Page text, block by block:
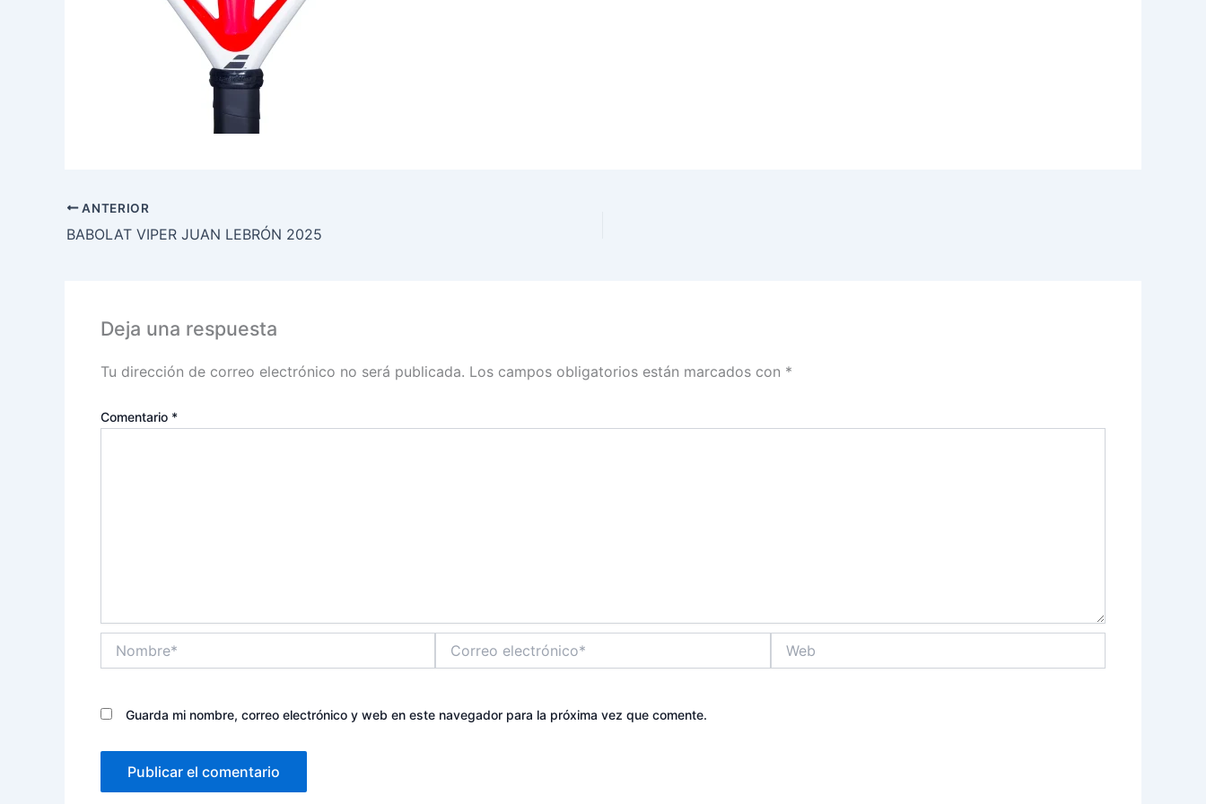
ANTERIOR
BABOLAT VIPER JUAN LEBRÓN 2025
Deja una respuesta
Tu dirección de correo electrónico no será publicada. Los campos obligatorios están marcados con *
Comentario *
electrónico*
Guarda mi nombre, correo electrónico y web en este navegador para la próxima vez que comente.